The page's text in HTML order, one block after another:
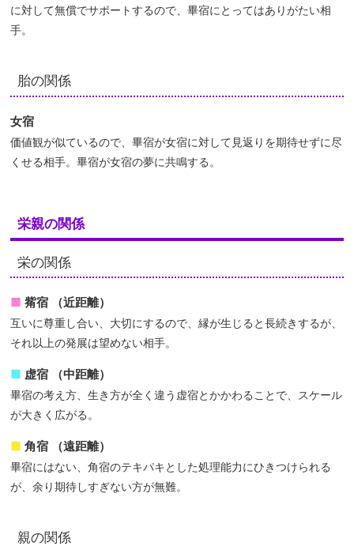
に対して無償でサポートするので、畢宿にとってはありがたい相
手。
胎の関係
女宿
価値観が似ているので、畢宿が女宿に対して見返りを期待せずに尽
くせる相手。畢宿が女宿の夢に共鳴する。
栄親の関係
栄の関係
觜宿 （近距離）
互いに尊重し合い、大切にするので、縁が生じると長続きするが、
それ以上の発展は望めない相手。
虚宿 （中距離）
畢宿の考え方、生き方が全く違う虚宿とかかわることで、スケール
が大きく広がる。
角宿 （遠距離）
畢宿にはない、角宿のテキパキとした処理能力にひきつけられる
が、余り期待しすぎない方が無難。
親の関係